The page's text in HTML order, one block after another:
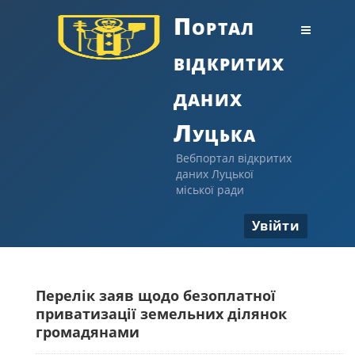
Портал
відкритих
даних
Луцька
Вебпортал відкритих
даних Луцької
міської ради
Увійти
Перелік заяв щодо безоплатної
приватизації земельних ділянок
громадянами